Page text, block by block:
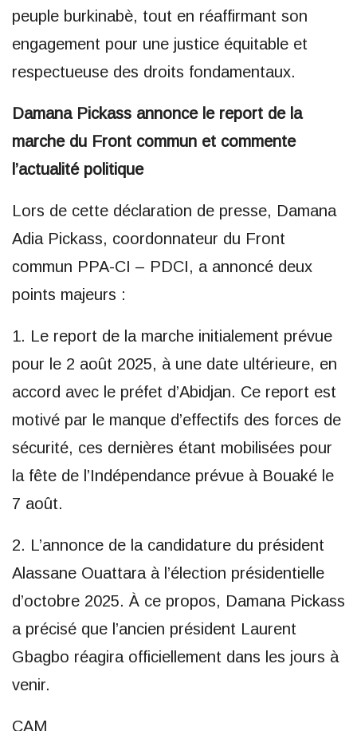
peuple burkinabè, tout en réaffirmant son
engagement pour une justice équitable et
respectueuse des droits fondamentaux.
Damana Pickass annonce le report de la
marche du Front commun et commente
l’actualité politique
Lors de cette déclaration de presse, Damana
Adia Pickass, coordonnateur du Front
commun PPA-CI – PDCI, a annoncé deux
points majeurs :
1. Le report de la marche initialement prévue
pour le 2 août 2025, à une date ultérieure, en
accord avec le préfet d’Abidjan. Ce report est
motivé par le manque d’effectifs des forces de
sécurité, ces dernières étant mobilisées pour
la fête de l’Indépendance prévue à Bouaké le
7 août.
2. L’annonce de la candidature du président
Alassane Ouattara à l’élection présidentielle
d’octobre 2025. À ce propos, Damana Pickass
a précisé que l’ancien président Laurent
Gbagbo réagira officiellement dans les jours à
venir.
CAM